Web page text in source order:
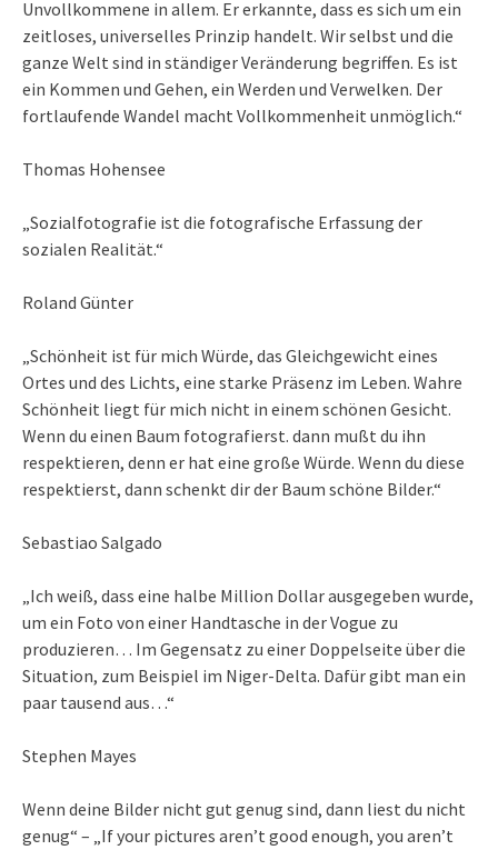
Unvollkommene in allem. Er erkannte, dass es sich um ein
zeitloses, universelles Prinzip handelt. Wir selbst und die
ganze Welt sind in ständiger Veränderung begriffen. Es ist
ein Kommen und Gehen, ein Werden und Verwelken. Der
fortlaufende Wandel macht Vollkommenheit unmöglich.“
Thomas Hohensee
„Sozialfotografie ist die fotografische Erfassung der
sozialen Realität.“
Roland Günter
„Schönheit ist für mich Würde, das Gleichgewicht eines
Ortes und des Lichts, eine starke Präsenz im Leben. Wahre
Schönheit liegt für mich nicht in einem schönen Gesicht.
Wenn du einen Baum fotografierst. dann mußt du ihn
respektieren, denn er hat eine große Würde. Wenn du diese
respektierst, dann schenkt dir der Baum schöne Bilder.“
Sebastiao Salgado
„Ich weiß, dass eine halbe Million Dollar ausgegeben wurde,
um ein Foto von einer Handtasche in der Vogue zu
produzieren… Im Gegensatz zu einer Doppelseite über die
Situation, zum Beispiel im Niger-Delta. Dafür gibt man ein
paar tausend aus…“
Stephen Mayes
Wenn deine Bilder nicht gut genug sind, dann liest du nicht
genug“ – „If your pictures aren’t good enough, you aren’t